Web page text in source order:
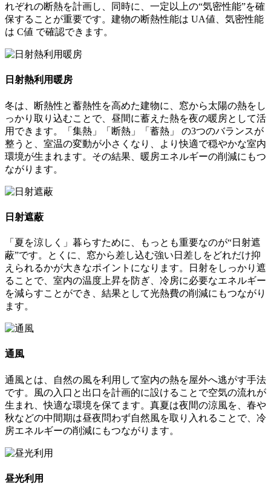
れぞれの断熱を計画し、同時に、一定以上の“気密性能”を確
保することが重要です。建物の断熱性能は UA値、気密性能
は C値 で確認できます。
日射熱利用暖房
冬は、断熱性と蓄熱性を高めた建物に、窓から太陽の熱をし
っかり取り込むことで、昼間に蓄えた熱を夜の暖房として活
用できます。「集熱」「断熱」「蓄熱」 の3つのバランスが
整うと、室温の変動が小さくなり、より快適で穏やかな室内
環境が生まれます。その結果、暖房エネルギーの削減にもつ
ながります。
日射遮蔽
「夏を涼しく」暮らすために、もっとも重要なのが“日射遮
蔽”です。とくに、窓から差し込む強い日差しをどれだけ抑
えられるかが大きなポイントになります。日射をしっかり遮
ることで、室内の温度上昇を防ぎ、冷房に必要なエネルギー
を減らすことができ、結果として光熱費の削減にもつながり
ます。
通風
通風とは、自然の風を利用して室内の熱を屋外へ逃がす手法
です。風の入口と出口を計画的に設けることで空気の流れが
生まれ、快適な環境を保てます。真夏は夜間の涼風を、春や
秋などの中間期は昼夜問わず自然風を取り入れることで、冷
房エネルギーの削減にもつながります。
昼光利用